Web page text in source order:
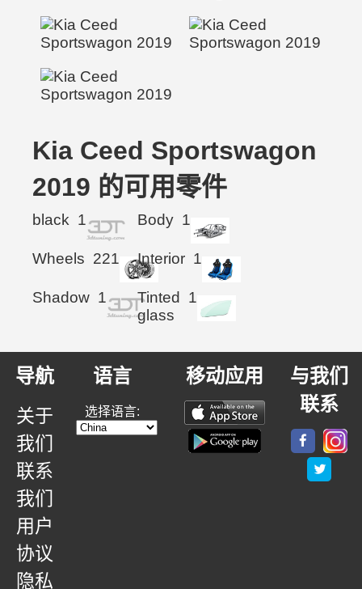
Kia Ceed Sportswagon
2019 的可用零件
black 1 Body 1
Wheels 221 Interior 1
Shadow 1
Tinted
glass
1
导航
关于
我们
联系
我们
用户
协议
隐私
语言
选择语言:
移动应用
与我们
联系